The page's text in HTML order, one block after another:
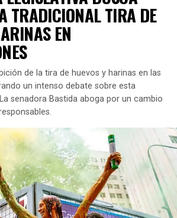
a todos, tanto a estudiantes de
interesado. El propósito del
en el entendimiento del
discutir aspectos relacionados con
TRADICIONAL TIRA DE
EN
de la tira de huevos y harinas en las
un intenso debate sobre esta
senadora Bastida aboga por un cambio